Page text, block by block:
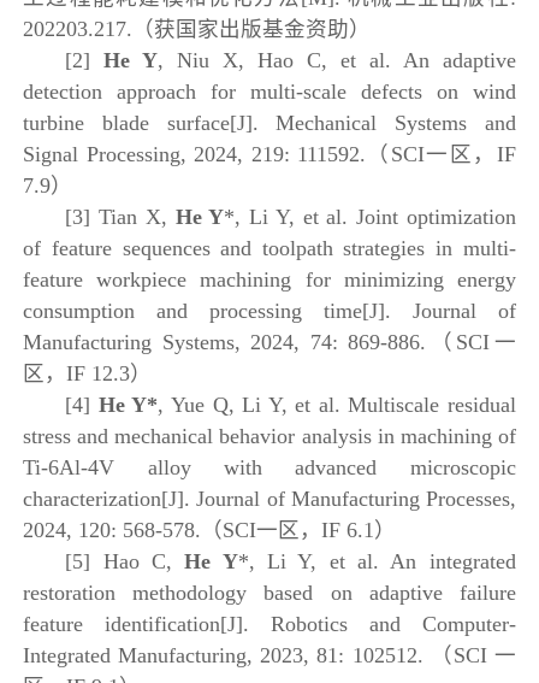
202203.217.（获国家出版基金资助）
[2]He Y, Niu X, Hao C, et al. An adaptive
detection approach for multi-scale defects on wind
turbine blade surface[J]. Mechanical Systems and
Signal Processing, 2024, 219: 111592.（SCI一区，IF
7.9）
[3] Tian X, He Y*, Li Y, et al. Joint optimization
of feature sequences and toolpath strategies in multi-
feature workpiece machining for minimizing energy
consumption and processing time[J]. Journal of
Manufacturing Systems, 2024, 74: 869-886.（SCI一
区，IF 12.3）
[4] He Y*, Yue Q, Li Y, et al. Multiscale residual
stress and mechanical behavior analysis in machining of
Ti-6Al-4V alloy with advanced microscopic
characterization[J]. Journal of Manufacturing Processes,
2024, 120: 568-578.（SCI一区，IF 6.1）
[5] Hao C,He Y*,Li Y, et al. An integrated
restoration methodology based on adaptive failure
feature identification[J]. Robotics and Computer-
Integrated Manufacturing, 2023, 81: 102512.
（ SCI 一